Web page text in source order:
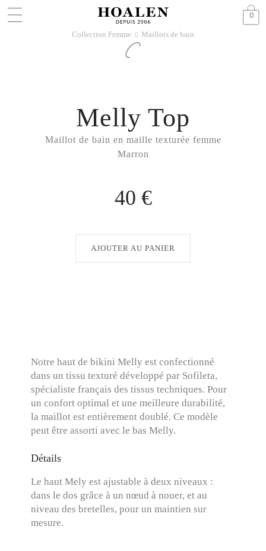
0
Collection Femme 􀆊 Maillots de bain
Maillot de bain en maille texturée femme
Marron
Melly Top
40 €
AJOUTER AU PANIER
Notre haut de bikini Melly est confectionné
dans un tissu texturé développé par Sofileta,
spécialiste français des tissus techniques. Pour
un confort optimal et une meilleure durabilité,
la maillot est entièrement doublé. Ce modèle
peut être assorti avec le bas Melly.
Détails
Le haut Mely est ajustable à deux niveaux :
dans le dos grâce à un nœud à nouer, et au
niveau des bretelles, pour un maintien sur
mesure.